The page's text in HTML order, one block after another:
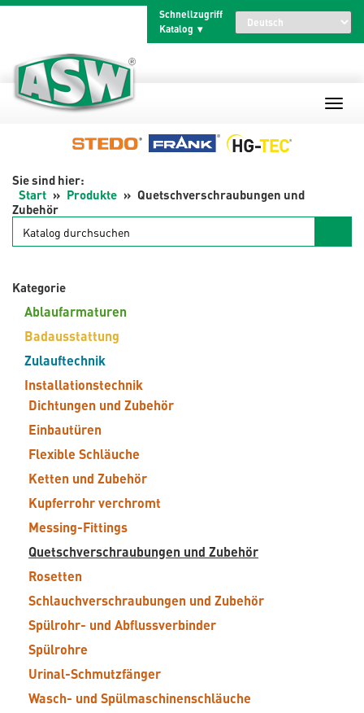
Schnellzugriff
Katalog
Start Produkte
Quetschverschraubungen und
Zubehör
Katalog
durchsuchen
Kategorie
Ablaufarmaturen
Badausstattung
Zulauftechnik
Installationstechnik
Dichtungen und Zubehör
Einbautüren
Flexible Schläuche
Ketten und Zubehör
Kupferrohr verchromt
Messing-Fittings
Quetschverschraubungen und Zubehör
Rosetten
Schlauchverschraubungen und Zubehör
Spülrohr- und Abflussverbinder
Spülrohre
Urinal-Schmutzfänger
Wasch- und Spülmaschinenschläuche